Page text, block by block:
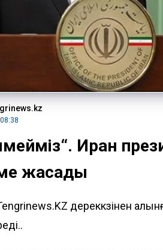
Иран
жасады
дереккөзінен